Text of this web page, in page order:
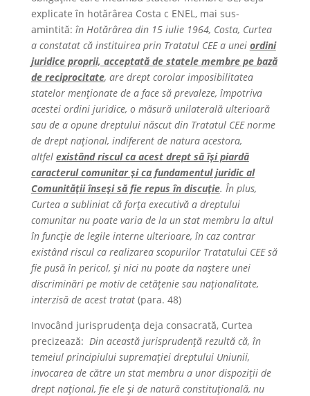
explicate în hotărârea Costa c ENEL, mai sus-
amintită: în Hotărârea din 15 iulie 1964, Costa, Curtea
a constatat că instituirea prin Tratatul CEE a unei ordini
juridice proprii, acceptată de statele membre pe bază
de reciprocitate, are drept corolar imposibilitatea
statelor menționate de a face să prevaleze, împotriva
acestei ordini juridice, o măsură unilaterală ulterioară
sau de a opune dreptului născut din Tratatul CEE norme
de drept național, indiferent de natura acestora,
altfel existând riscul ca acest drept să își piardă
caracterul comunitar și ca fundamentul juridic al
Comunității înseși să fie repus în discuție. În plus,
Curtea a subliniat că forța executivă a dreptului
comunitar nu poate varia de la un stat membru la altul
în funcție de legile interne ulterioare, în caz contrar
existând riscul ca realizarea scopurilor Tratatului CEE să
fie pusă în pericol, și nici nu poate da naștere unei
discriminări pe motiv de cetățenie sau naționalitate,
interzisă de acest tratat (para. 48)
Invocând jurisprudenţa deja consacrată, Curtea
precizează: Din această jurisprudență rezultă că, în
temeiul principiului supremației dreptului Uniunii,
invocarea de către un stat membru a unor dispoziții de
drept național, fie ele și de natură constituțională, nu